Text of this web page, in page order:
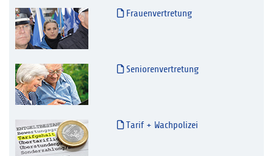
Frauenvertretung
Seniorenvertretung
Tarif + Wachpolizei